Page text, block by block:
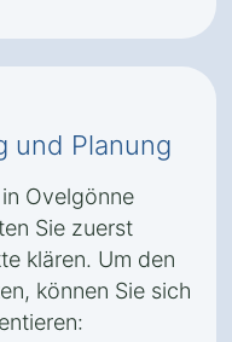
und Planung
Ovelgönne
Sie zuerst
klären. Um den
können Sie sich